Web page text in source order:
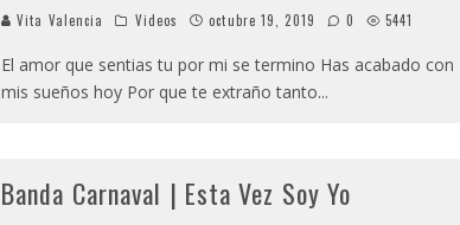
Vita Valencia Videos octubre 19, 2019 0 5441
El amor que sentias tu por mi se termino Has acabado con
mis sueños hoy Por que te extraño tanto...
Banda Carnaval | Esta Vez Soy Yo